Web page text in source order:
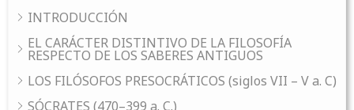
INTRODUCCIÓN
EL CARÁCTER DISTINTIVO DE LA FILOSOFÍA
RESPECTO DE LOS SABERES ANTIGUOS
LOS FILÓSOFOS PRESOCRÁTICOS (siglos VII – V a. C)
SÓCRATES (470–399 a. C.)